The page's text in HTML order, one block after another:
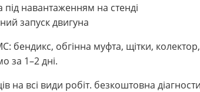
під навантаженням на стенді
запуск двигуна
бендикс, обгінна муфта, щітки,
за 1–2 дні.
на всі види робіт. безкоштовна